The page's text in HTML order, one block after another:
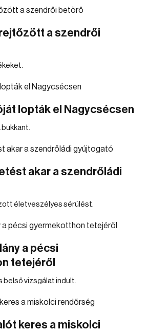
a szendrői
lopták el Nagycsécsen
bukkant.
akar a szendrőládi
életveszélyes sérülést.
a pécsi
tetejéről
belső vizsgálat indult.
keres a miskolci